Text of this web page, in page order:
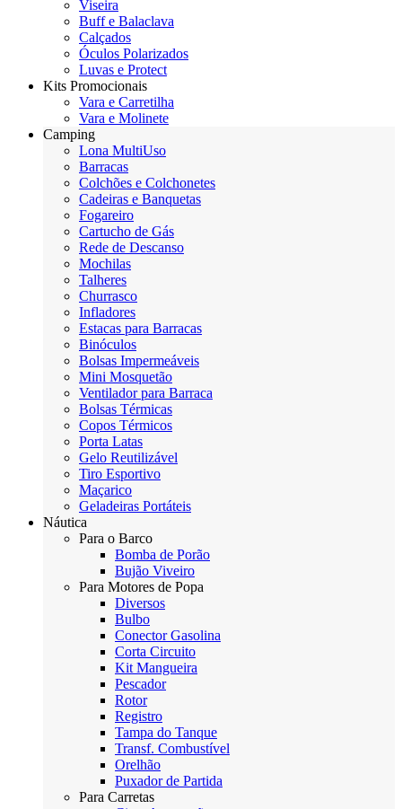
Viseira
Buff e Balaclava
Calçados
Óculos Polarizados
Luvas e Protect
Kits Promocionais
Vara e Carretilha
Vara e Molinete
Camping
Lona MultiUso
Barracas
Colchões e Colchonetes
Cadeiras e Banquetas
Fogareiro
Cartucho de Gás
Rede de Descanso
Mochilas
Talheres
Churrasco
Infladores
Estacas para Barracas
Binóculos
Bolsas Impermeáveis
Mini Mosquetão
Ventilador para Barraca
Bolsas Térmicas
Copos Térmicos
Porta Latas
Gelo Reutilizável
Tiro Esportivo
Maçarico
Geladeiras Portáteis
Náutica
Para o Barco
Bomba de Porão
Bujão Viveiro
Para Motores de Popa
Diversos
Bulbo
Conector Gasolina
Corta Circuito
Kit Mangueira
Pescador
Rotor
Registro
Tampa do Tanque
Transf. Combustível
Orelhão
Puxador de Partida
Para Carretas